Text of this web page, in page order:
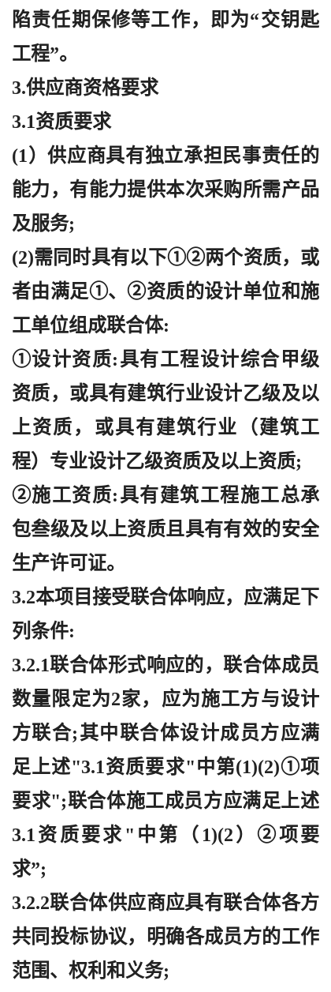
陷责任期保修等工作，即为“交钥匙
工程”。
3.供应商资格要求
3.1资质要求
(1）供应商具有独立承担民事责任的
能力，有能力提供本次采购所需产品
及服务;
(2)需同时具有以下①②两个资质，或
者由满足①、②资质的设计单位和施
工单位组成联合体:
①设计资质:具有工程设计综合甲级
资质，或具有建筑行业设计乙级及以
上资质，或具有建筑行业（建筑工
程）专业设计乙级资质及以上资质;
②施工资质:具有建筑工程施工总承
包叁级及以上资质且具有有效的安全
生产许可证。
3.2本项目接受联合体响应，应满足下
列条件:
3.2.1联合体形式响应的，联合体成员
数量限定为2家，应为施工方与设计
方联合;其中联合体设计成员方应满
足上述"3.1资质要求"中第(1)(2)①项
要求";联合体施工成员方应满足上述
3.1资质要求"中第（1)(2）②项要
求”;
3.2.2联合体供应商应具有联合体各方
共同投标协议，明确各成员方的工作
范围、权利和义务;